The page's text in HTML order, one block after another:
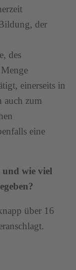
der
des
einerseits in
auch zum
eine
und wie viel
über 16